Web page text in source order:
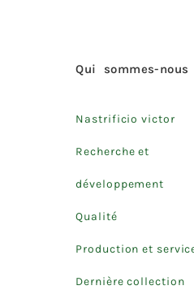
Qui sommes-nous
Nastrificio victor
Recherche et
développement
Qualité
Production et
Dernière collection